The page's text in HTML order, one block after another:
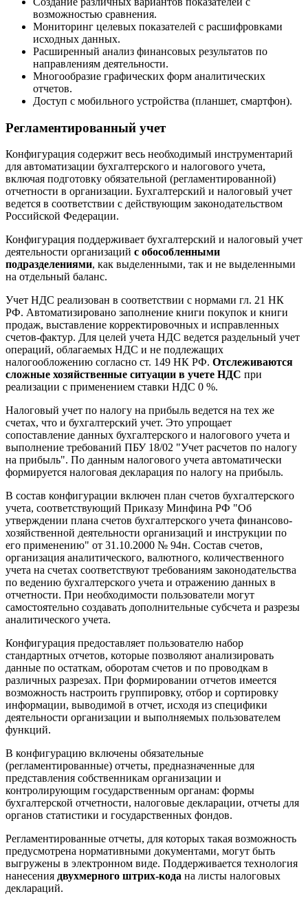
возможностью сравнения.
Мониторинг целевых показателей с расшифровками
исходных данных.
Расширенный анализ финансовых результатов по
направлениям деятельности.
Многообразие графических форм аналитических
отчетов.
Доступ с мобильного устройства (планшет, смартфон).
Регламентированный учет
Конфигурация содержит весь необходимый инструментарий
для автоматизации бухгалтерского и налогового учета,
включая подготовку обязательной (регламентированной)
отчетности в организации. Бухгалтерский и налоговый учет
ведется в соответствии с действующим законодательством
Российской Федерации.
Конфигурация поддерживает бухгалтерский и налоговый учет
деятельности организаций с обособленными
подразделениями, как выделенными, так и не выделенными
на отдельный баланс.
Учет НДС реализован в соответствии с нормами гл. 21 НК
РФ. Автоматизировано заполнение книги покупок и книги
продаж, выставление корректировочных и исправленных
счетов-фактур. Для целей учета НДС ведется раздельный учет
операций, облагаемых НДС и не подлежащих
налогообложению согласно ст. 149 НК РФ. Отслеживаются
сложные хозяйственные ситуации в учете НДС при
реализации с применением ставки НДС 0 %.
Налоговый учет по налогу на прибыль ведется на тех же
счетах, что и бухгалтерский учет. Это упрощает
сопоставление данных бухгалтерского и налогового учета и
выполнение требований ПБУ 18/02 "Учет расчетов по налогу
на прибыль". По данным налогового учета автоматически
формируется налоговая декларация по налогу на прибыль.
В состав конфигурации включен план счетов бухгалтерского
учета, соответствующий Приказу Минфина РФ "Об
утверждении плана счетов бухгалтерского учета финансово-
хозяйственной деятельности организаций и инструкции по
его применению" от 31.10.2000 № 94н. Состав счетов,
организация аналитического, валютного, количественного
учета на счетах соответствуют требованиям законодательства
по ведению бухгалтерского учета и отражению данных в
отчетности. При необходимости пользователи могут
самостоятельно создавать дополнительные субсчета и разрезы
аналитического учета.
Конфигурация предоставляет пользователю набор
стандартных отчетов, которые позволяют анализировать
данные по остаткам, оборотам счетов и по проводкам в
различных разрезах. При формировании отчетов имеется
возможность настроить группировку, отбор и сортировку
информации, выводимой в отчет, исходя из специфики
деятельности организации и выполняемых пользователем
функций.
В конфигурацию включены обязательные
(регламентированные) отчеты, предназначенные для
представления собственникам организации и
контролирующим государственным органам: формы
бухгалтерской отчетности, налоговые декларации, отчеты для
органов статистики и государственных фондов.
Регламентированные отчеты, для которых такая возможность
предусмотрена нормативными документами, могут быть
выгружены в электронном виде. Поддерживается технология
нанесения двухмерного штрих-кода на листы налоговых
деклараций.